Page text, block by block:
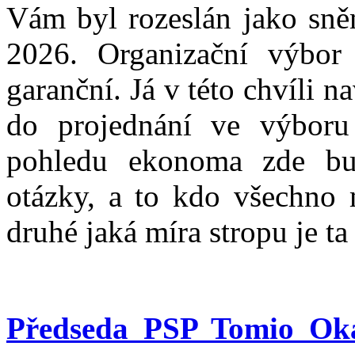
Vám byl rozeslán jako
2026. Organizační
garanční. Já v této chvíli
do projednání ve
pohledu ekonoma zde
otázky, a to kdo všechno
druhé jaká míra stropu je ta
Předseda PSP Tomio